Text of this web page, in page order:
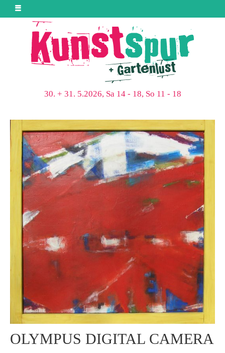
30. + 31. 5.2026, Sa 14 - 18, So 11 - 18
OLYMPUS DIGITAL CAMERA